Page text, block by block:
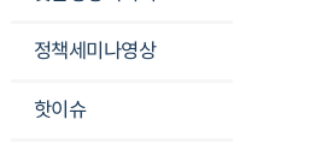
정책세미나영상
핫이슈